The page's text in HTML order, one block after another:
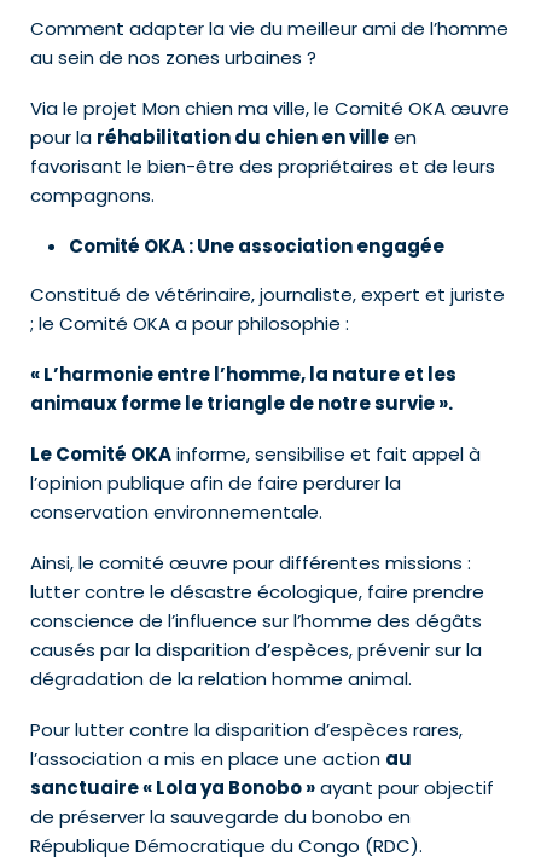
Comment adapter la vie du meilleur ami de l’homme
au sein de nos zones urbaines ?
Via le projet Mon chien ma ville, le Comité OKA œuvre
pour la réhabilitation du chien en villeen
favorisant le bien-être des propriétaires et de leurs
compagnons.
Comité OKA : Une association engagée
Constitué de vétérinaire, journaliste, expert et juriste
; le Comité OKA a pour philosophie :
« L’harmonie entre l’homme, la nature et les
animaux forme le triangle de notre survie ».
Le Comité OKAinforme, sensibilise et fait appel à
l’opinion publique afin de faire perdurer la
conservation environnementale.
Ainsi, le comité œuvre pour différentes missions :
lutter contre le désastre écologique, faire prendre
conscience de l’influence sur l’homme des dégâts
causés par la disparition d’espèces, prévenir sur la
dégradation de la relation homme animal.
Pour lutter contre la disparition d’espèces rares,
l’association a mis en place une action au
sanctuaire « Lola ya Bonobo »ayant pour objectif
de préserver la sauvegarde du bonobo en
République Démocratique du Congo (RDC).